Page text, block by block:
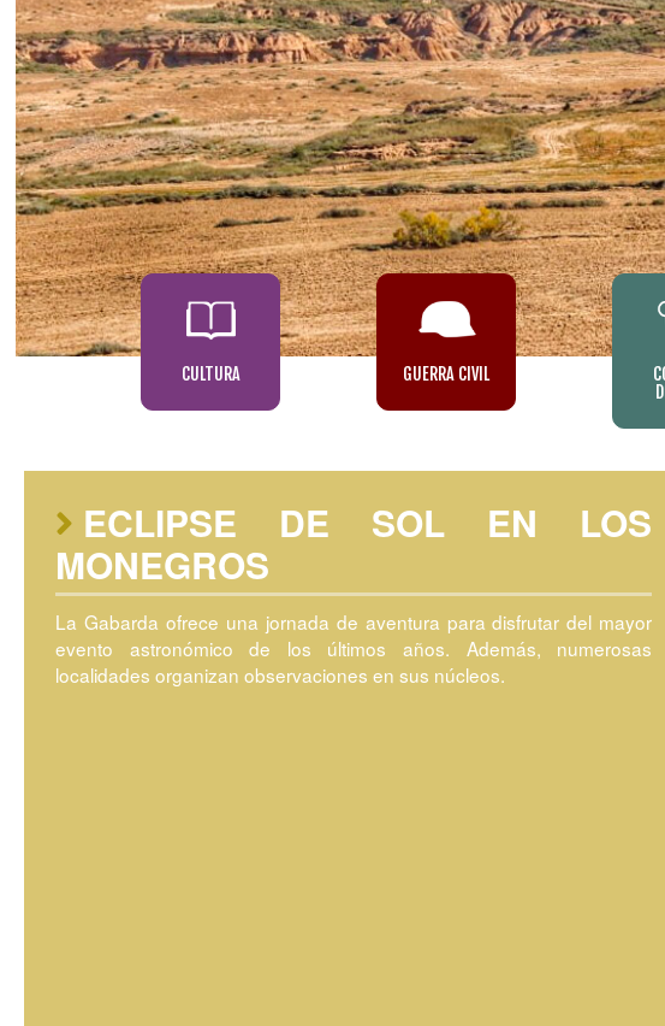
CULTURA GUERRA CIVIL
ECLIPSE DE SOL EN LOS
MONEGROS
La Gabarda ofrece una jornada de aventura para disfrutar del mayor
evento astronómico de los últimos años. Además, numerosas
localidades organizan observaciones en sus núcleos.